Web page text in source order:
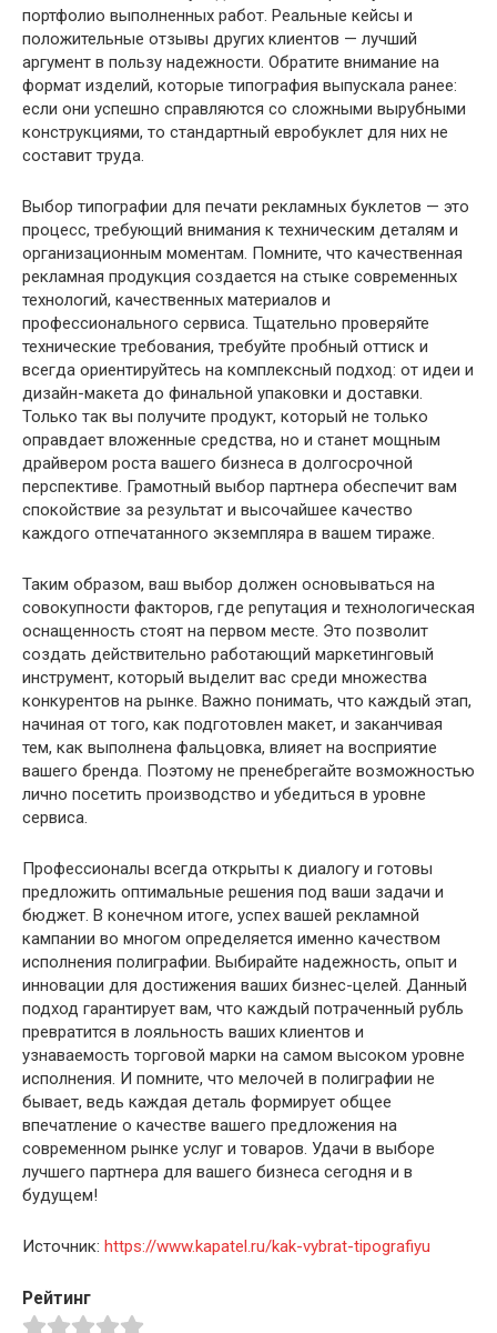
портфолио выполненных работ. Реальные кейсы и
положительные отзывы других клиентов — лучший
аргумент в пользу надежности. Обратите внимание на
формат изделий, которые типография выпускала ранее:
если они успешно справляются со сложными вырубными
конструкциями, то стандартный евробуклет для них не
составит труда.
Выбор типографии для печати рекламных буклетов — это
процесс, требующий внимания к техническим деталям и
организационным моментам. Помните, что качественная
рекламная продукция создается на стыке современных
технологий, качественных материалов и
профессионального сервиса. Тщательно проверяйте
технические требования, требуйте пробный оттиск и
всегда ориентируйтесь на комплексный подход: от идеи и
дизайн-макета до финальной упаковки и доставки.
Только так вы получите продукт, который не только
оправдает вложенные средства, но и станет мощным
драйвером роста вашего бизнеса в долгосрочной
перспективе. Грамотный выбор партнера обеспечит вам
спокойствие за результат и высочайшее качество
каждого отпечатанного экземпляра в вашем тираже.
Таким образом, ваш выбор должен основываться на
совокупности факторов, где репутация и технологическая
оснащенность стоят на первом месте. Это позволит
создать действительно работающий маркетинговый
инструмент, который выделит вас среди множества
конкурентов на рынке. Важно понимать, что каждый этап,
начиная от того, как подготовлен макет, и заканчивая
тем, как выполнена фальцовка, влияет на восприятие
вашего бренда. Поэтому не пренебрегайте возможностью
лично посетить производство и убедиться в уровне
сервиса.
Профессионалы всегда открыты к диалогу и готовы
предложить оптимальные решения под ваши задачи и
бюджет. В конечном итоге, успех вашей рекламной
кампании во многом определяется именно качеством
исполнения полиграфии. Выбирайте надежность, опыт и
инновации для достижения ваших бизнес-целей. Данный
подход гарантирует вам, что каждый потраченный рубль
превратится в лояльность ваших клиентов и
узнаваемость торговой марки на самом высоком уровне
исполнения. И помните, что мелочей в полиграфии не
бывает, ведь каждая деталь формирует общее
впечатление о качестве вашего предложения на
современном рынке услуг и товаров. Удачи в выборе
лучшего партнера для вашего бизнеса сегодня и в
будущем!
Источник: https://www.kapatel.ru/kak-vybrat-tipografiyu
Рейтинг